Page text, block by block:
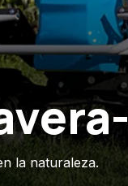
la naturaleza.